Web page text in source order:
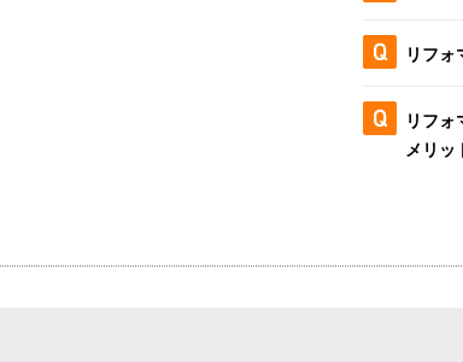
リフォ
リフ
メリッ